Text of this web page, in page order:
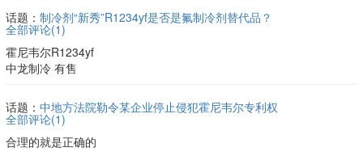
话题： 制冷剂“新秀”R1234yf是否是氟制冷剂替代品？
全部评论(1)
霍尼韦尔R1234yf
中龙制冷 有售
话题： 中地方法院勒令某企业停止侵犯霍尼韦尔专利权
全部评论(1)
合理的就是正确的